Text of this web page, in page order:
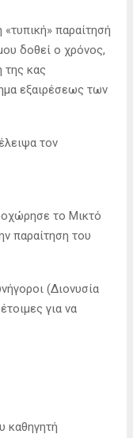
παραίτησή
δοθεί ο χρόνος,
της κας
εξαιρέσεως των
τον
το Μικτό
παραίτηση του
(Διονυσία
για να
καθηγητή